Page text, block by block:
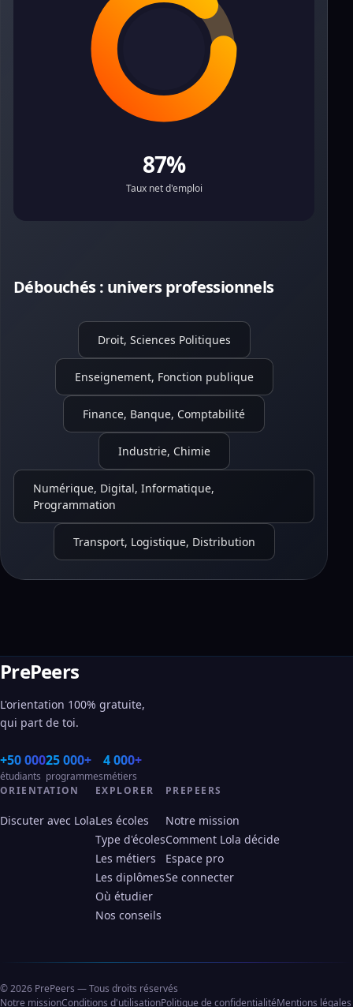
87%
Taux net d'emploi
Débouchés : univers professionnels
Droit, Sciences Politiques
Enseignement, Fonction publique
Finance, Banque, Comptabilité
Industrie, Chimie
Numérique, Digital, Informatique,
Programmation
Transport, Logistique, Distribution
PrePeers
L'orientation 100% gratuite,
qui part de toi.
+50 000
étudiants
25 000+
programmes
4 000+
métiers
ORIENTATION
Discuter avec Lola
EXPLORER
Les écoles
Type d'écoles
Les métiers
Les diplômes
Où étudier
Nos conseils
PREPEERS
Notre mission
Comment Lola décide
Espace pro
Se connecter
© 2026 PrePeers — Tous droits réservés
Notre missionConditions d'utilisationPolitique de confidentialitéMentions légales